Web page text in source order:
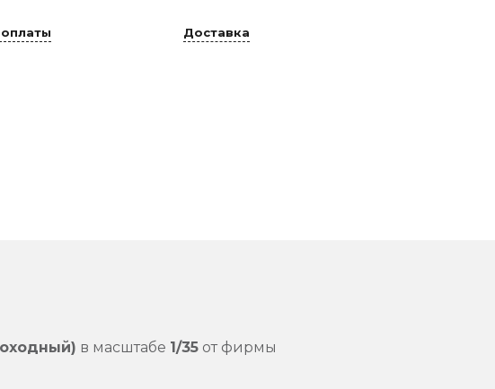
Доставка
в масштабе 1/35 от фирмы